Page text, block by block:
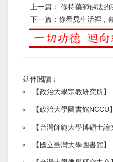
上一篇： 修持藥師佛法的
下一篇：你看見生活裡，
延伸閱讀：
【政治大學宗教研究所】
【政治大學圖書館NCCU】
【台灣師範大學博碩士論
【 國立臺灣大學圖書館】